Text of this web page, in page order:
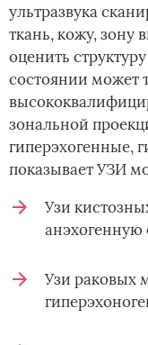
ультразвука
ткань, кожу, зону
оценить
состоянии может
зональной
гиперэхогенные,
показывает УЗИ
Узи
анэхогенную
Узи раковых